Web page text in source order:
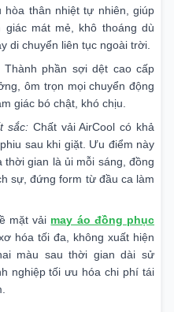
hòa thân nhiệt tự nhiên, giúp
mát mẻ, khô thoáng dù
di chuyển liên tục ngoài trời.
Thành phần sợi dệt cao cấp
ôm trọn mọi chuyển động
giác bó chật, khó chịu.
sắc: Chất vải AirCool có khả
sau khi giặt. Ưu điểm này
gian là ủi mỗi sáng, đồng
sự, đứng form từ đầu ca làm
mặt vải may áo đồng phục
hóa tối đa, không xuất hiện
màu sau thời gian dài sử
nghiệp tối ưu hóa chi phí tái